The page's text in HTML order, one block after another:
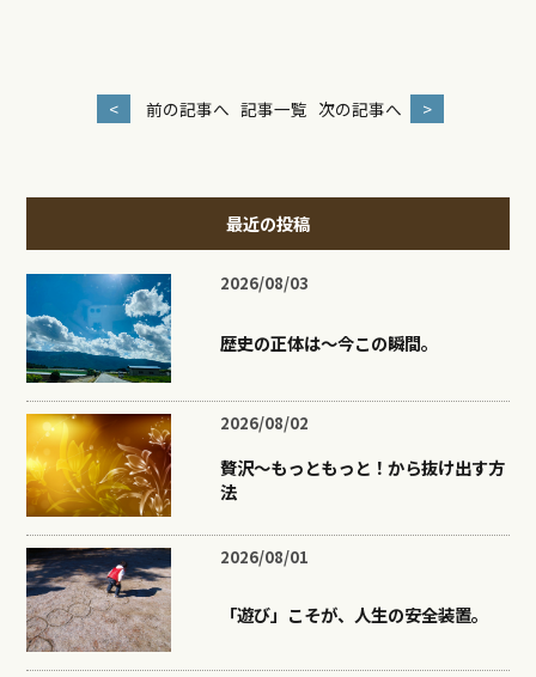
< 前の記事へ 記事一覧 次の記事へ >
最近の投稿
2026/08/03
歴史の正体は〜今この瞬間。
2026/08/02
贅沢〜もっともっと！から抜け出す方
法
2026/08/01
「遊び」こそが、人生の安全装置。